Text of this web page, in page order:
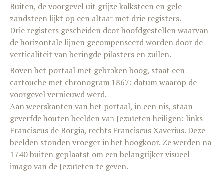
Buiten, de voorgevel uit grijze kalksteen en gele
zandsteen lijkt op een altaar met drie registers.
Drie registers gescheiden door hoofdgestellen waarvan
de horizontale lijnen gecompenseerd worden door de
verticaliteit van beringde pilasters en zuilen.
Boven het portaal met gebroken boog, staat een
cartouche met chronogram 1867: datum waarop de
voorgevel vernieuwd werd.
Aan weerskanten van het portaal, in een nis, staan
geverfde houten beelden van Jezuïeten heiligen: links
Franciscus de Borgia, rechts Franciscus Xaverius. Deze
beelden stonden vroeger in het hoogkoor. Ze werden na
1740 buiten geplaatst om een belangrijker visueel
imago van de Jezuïeten te geven.